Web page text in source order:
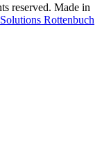
reserved. Made in
Rottenbuch